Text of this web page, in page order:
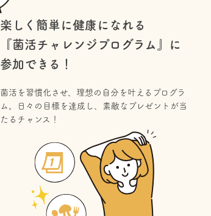
楽しく簡単に健康になれる
『菌活チャレンジプログラム』に
参加できる！
菌活を習慣化させ、理想の自分を叶えるプログラ
ム。日々の目標を達成し、素敵なプレゼントが当
たるチャンス！